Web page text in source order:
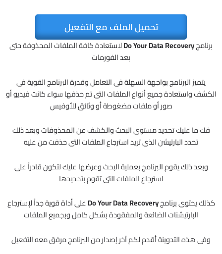
تحميل الملف مع التفعيل
برنامجDo Your Data Recoveryلاستعادة كافة الملفات المحذوفة حتى
بعد الفورمات
يتميز البرنامج بواجهة السهلة فى التعامل وقدرة البرنامج القوية فى
الكشف واستعادة جميع أنواع الملفات التى تم حذفها سواء كانت فيديو أو
صور أو ملفات مضغوطة أو وثائق للأوفيس
فك ما عليك تحديد مستوى البحث والكشف عن المحذوفات وبعد ذلك
تحدد البارتيشن الذى تريد استرجاع الملفات التى حذفت من عليه
وبعد ذلك يقوم البرنامج بعملية البحث وعرضها عليك لتكون قادراً على
استرجاع الملفات التى تقوم بتحديدها
كذلك يحتوى برنامجDo Your Data Recoveryعلى أداة قوية جداً لإسترجاع
البارتيشنات الضائعة والمفقودة بشكل كامل وبجميع الملفات
وفى هذه التدوينة أقدم لكم آخر إصدار من البرنامج مرفق معه التفعيل